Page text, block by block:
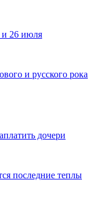
26 июля
и русского рока
дочери
последние теплы